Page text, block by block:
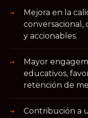
Mejora en la
conversacional,
y accionables.
Mayor
educativos,
retención de
Contribución a